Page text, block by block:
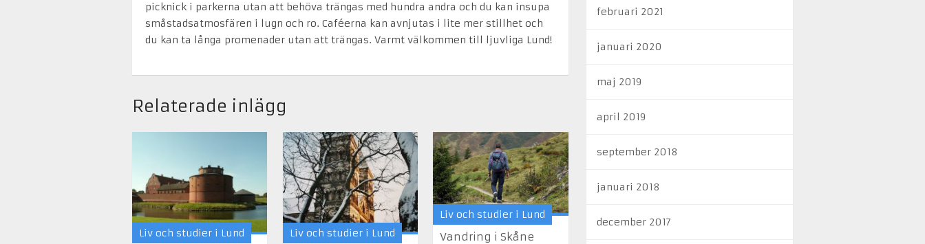
picknick i parkerna utan att behöva trängas med hundra andra och du kan insupa
småstadsatmosfären i lugn och ro. Caféerna kan avnjutas i lite mer stillhet och
du kan ta långa promenader utan att trängas. Varmt välkommen till ljuvliga Lund!
Relaterade inlägg
Liv och studier i Lund Liv och studier i Lund
Liv och studier i Lund
Vandring i Skåne
februari 2021
januari 2020
maj 2019
april 2019
september 2018
januari 2018
december 2017